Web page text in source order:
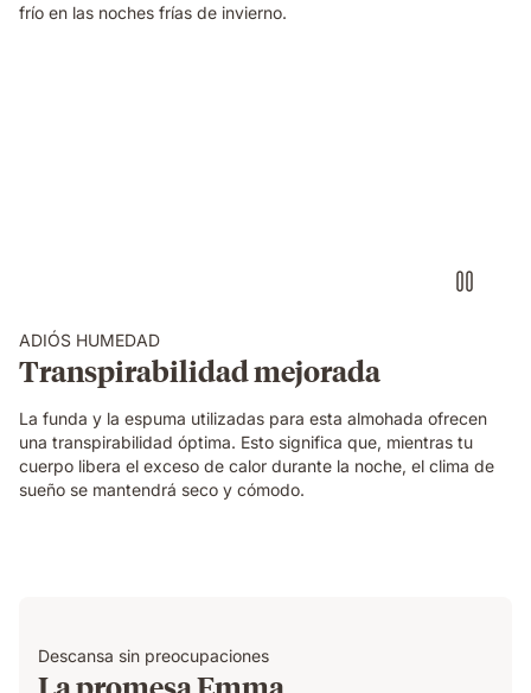
frío en las noches frías de invierno.
viscoelástica
premium
ADIÓS HUMEDAD
Transpirabilidad mejorada
La funda y la espuma utilizadas para esta almohada ofrecen
una transpirabilidad óptima. Esto significa que, mientras tu
cuerpo libera el exceso de calor durante la noche, el clima de
sueño se mantendrá seco y cómodo.
Descansa sin preocupaciones